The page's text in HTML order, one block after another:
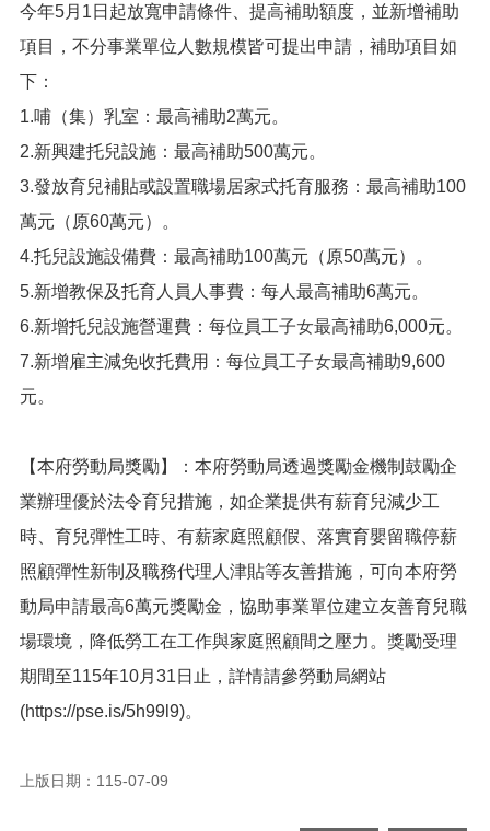
資
公
開
檔
案
用
首
頁
網
站
導
覽
政
箱
常
見
問
題
園
市
網
今年5月1日起放寬申請條件、提高補助額度，並新增補助
項目，不分事業單位人數規模皆可提出申請，補助項目如
下：
1.哺（集）乳室：最高補助2萬元。
2.新興建托兒設施：最高補助500萬元。
3.發放育兒補貼或設置職場居家式托育服務：最高補助100
萬元（原60萬元）。
4.托兒設施設備費：最高補助100萬元（原50萬元）。
5.新增教保及托育人員人事費：每人最高補助6萬元。
6.新增托兒設施營運費：每位員工子女最高補助6,000元。
7.新增雇主減免收托費用：每位員工子女最高補助9,600
元。
【本府勞動局獎勵】：本府勞動局透過獎勵金機制鼓勵企
業辦理優於法令育兒措施，如企業提供有薪育兒減少工
時、育兒彈性工時、有薪家庭照顧假、落實育嬰留職停薪
照顧彈性新制及職務代理人津貼等友善措施，可向本府勞
動局申請最高6萬元獎勵金，協助事業單位建立友善育兒職
場環境，降低勞工在工作與家庭照顧間之壓力。獎勵受理
期間至115年10月31日止，詳情請參勞動局網站
(https://pse.is/5h99l9)。
上版日期：115-07-09